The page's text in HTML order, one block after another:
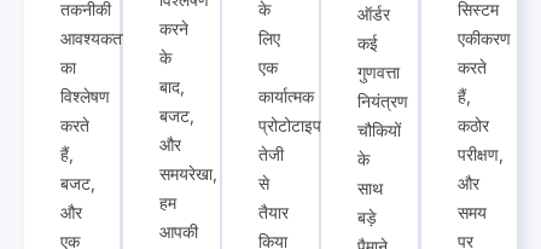
तकनीकी
आवश्यकताओं
का
विश्लेषण
करते
हैं,
बजट,
और
एक
करने
के
बाद,
बजट,
और
समयरेखा,
हम
आपकी
के
लिए
एक
कार्यात्मक
प्रोटोटाइप
तेजी
से
तैयार
किया
ऑर्डर
कई
गुणवत्ता
नियंत्रण
चौकियों
के
साथ
बड़े
सिस्टम
एकीकरण
करते
हैं,
कठोर
परीक्षण,
और
समय
पर